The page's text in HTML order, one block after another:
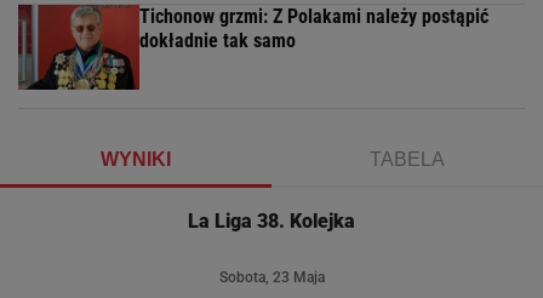
Tichonow grzmi: Z Polakami należy postąpić
dokładnie tak samo
WYNIKI TABELA
La Liga 38. Kolejka
Sobota, 23 Maja